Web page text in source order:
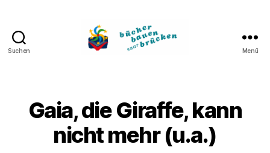
Suchen Menü
Gaia, die Giraffe, kann
nicht mehr (u.a.)